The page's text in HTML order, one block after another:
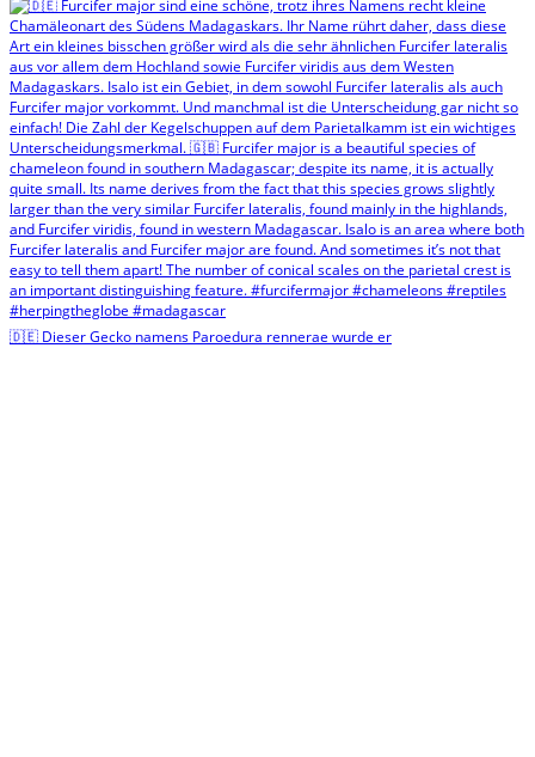
🇩🇪 Dieser Gecko namens Paroedura rennerae wurde er